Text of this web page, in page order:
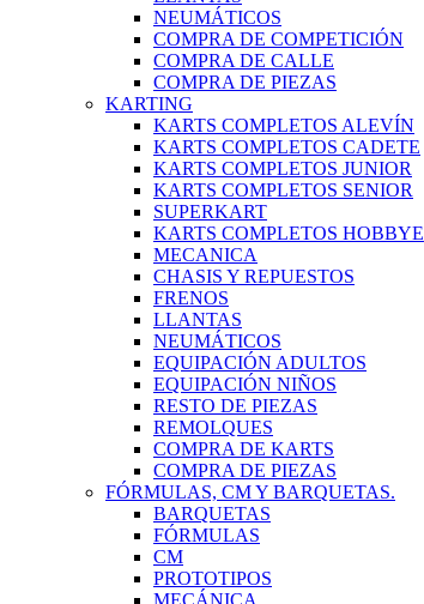
NEUMÁTICOS
COMPRA DE COMPETICIÓN
COMPRA DE CALLE
COMPRA DE PIEZAS
KARTING
KARTS COMPLETOS ALEVÍN
KARTS COMPLETOS CADETE
KARTS COMPLETOS JUNIOR
KARTS COMPLETOS SENIOR
SUPERKART
KARTS COMPLETOS HOBBYE
MECANICA
CHASIS Y REPUESTOS
FRENOS
LLANTAS
NEUMÁTICOS
EQUIPACIÓN ADULTOS
EQUIPACIÓN NIÑOS
RESTO DE PIEZAS
REMOLQUES
COMPRA DE KARTS
COMPRA DE PIEZAS
FÓRMULAS, CM Y BARQUETAS.
BARQUETAS
FÓRMULAS
CM
PROTOTIPOS
MECÁNICA